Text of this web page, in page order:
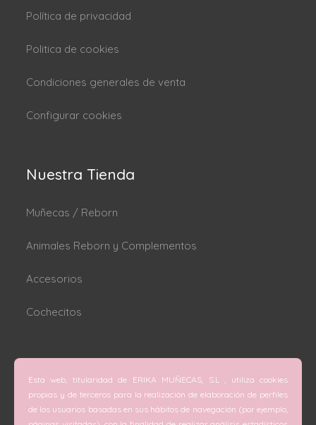
Política de privacidad
Politica de cookies
Condiciones generales de venta
Configurar cookies
Nuestra Tienda
Muñecas / Reborn
Animales Reborn y Complementos
Accesorios
Cochecitos
C/ San Vicente Mártir nº 74 (Valencia).
C/ Doctor Melis nº 6 (Grao de Gandía).
Esta web, titularidad de ERIKA MUÑECAS, S.L , utiliza cookies
propias y de terceros para la realización de elaboración de perfiles
de los usuarios basadas en sus hábitos de navegación (por ejemplo,